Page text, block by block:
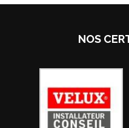
NOS